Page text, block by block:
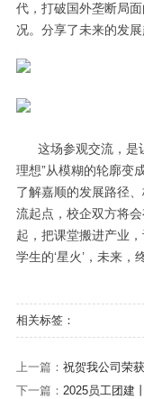
代，打破国外垄断局
况。分享了未来的发展
这场参观交流，是
理想”从模糊的轮廓变
了解嘉顺的发展路径
流起点，校企双方将
起，把课堂搬进产业
学生的‘星火’，未来，
相关标签：
上一篇： 祝贺我公司荣
下一篇： 2025员工团建